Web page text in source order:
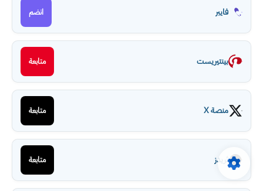
فايبر انضم
بينتيريست متابعة
منصة X متابعة
ثريدز متابعة